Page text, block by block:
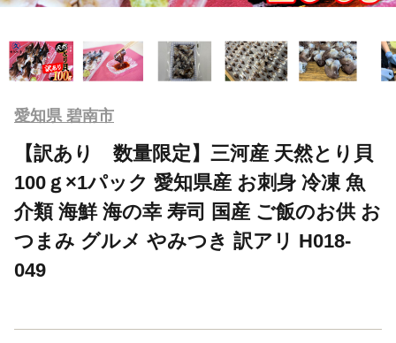
愛知県 碧南市
【訳あり 数量限定】三河産 天然とり貝
100ｇ×1パック 愛知県産 お刺身 冷凍 魚
介類 海鮮 海の幸 寿司 国産 ご飯のお供 お
つまみ グルメ やみつき 訳アリ H018-
049